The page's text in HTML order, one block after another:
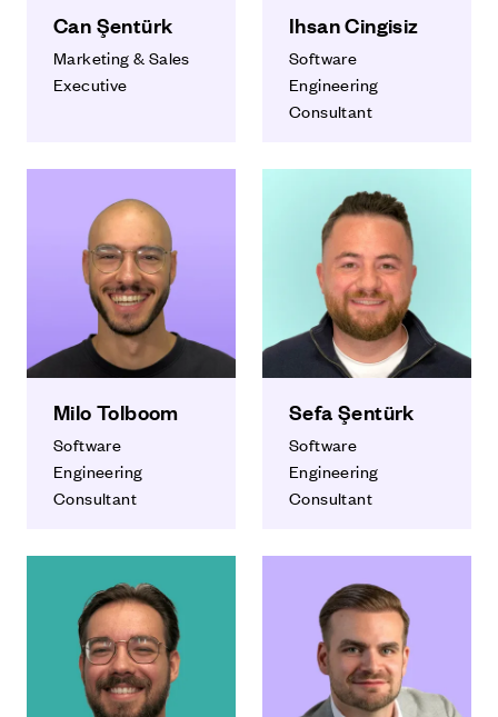
Can Şentürk
Marketing & Sales
Executive
Ihsan Cingisiz
Software
Engineering
Consultant
Milo Tolboom
Software
Engineering
Consultant
Sefa Şentürk
Software
Engineering
Consultant